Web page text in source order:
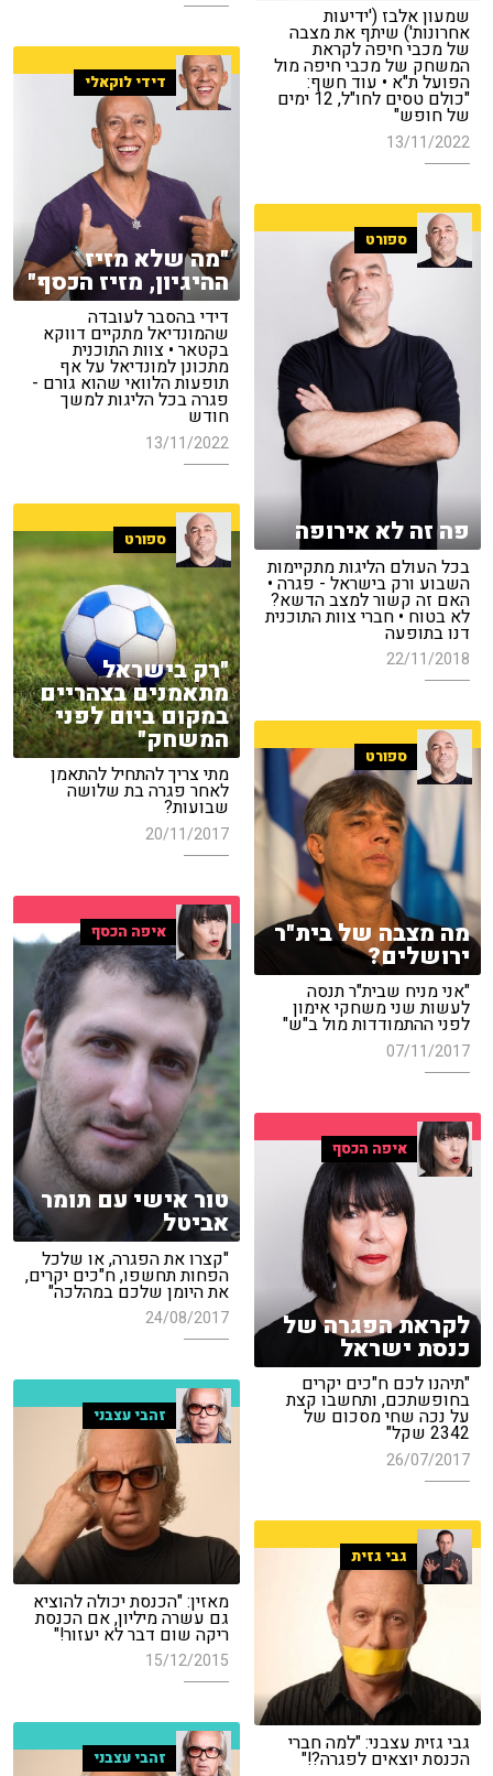
שמעון אלבז ('ידיעות
אחרונות') שיתף את מצבה
של מכבי חיפה לקראת
המשחק של מכבי חיפה מול
הפועל ת"א • עוד חשף:
"כולם טסים לחו"ל, 12 ימים
של חופש"
13/11/2022
דידי לוקאלי
"מה שלא מזיז
ההיגיון, מזיז הכסף"
דידי בהסבר לעובדה
שהמונדיאל מתקיים דווקא
בקטאר • צוות התוכנית
מתכונן למונדיאל על אף
תופעות הלוואי שהוא גורם -
פגרה בכל הליגות למשך
חודש
13/11/2022
ספורט
פה זה לא אירופה
בכל העולם הליגות מתקיימות
השבוע ורק בישראל - פגרה •
האם זה קשור למצב הדשא?
לא בטוח • חברי צוות התוכנית
דנו בתופעה
22/11/2018
ספורט
"רק בישראל
מתאמנים בצהריים
במקום ביום לפני
המשחק"
מתי צריך להתחיל להתאמן
לאחר פגרה בת שלושה
שבועות?
20/11/2017
ספורט
מה מצבה של בית"ר
ירושלים?
"אני מניח שבית"ר תנסה
לעשות שני משחקי אימון
לפני ההתמודדות מול ב"ש"
07/11/2017
איפה הכסף
טור אישי עם תומר
אביטל
"קצרו את הפגרה, או שלכל
הפחות תחשפו, ח"כים יקרים,
את היומן שלכם במהלכה"
24/08/2017
איפה הכסף
לקראת הפגרה של
כנסת ישראל
"תיהנו לכם ח"כים יקרים
בחופשתכם, ותחשבו קצת
על נכה שחי מסכום של
2342 שקל"
26/07/2017
זהבי עצבני
מאזין: "הכנסת יכולה להוציא
גם עשרה מיליון, אם הכנסת
ריקה שום דבר לא יעזור!"
15/12/2015
גבי גזית
גבי גזית עצבני: "למה חברי
הכנסת יוצאים לפגרה?!" זהבי עצבני